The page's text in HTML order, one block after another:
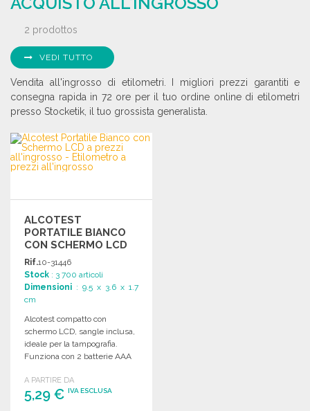
2 prodottos
VEDI TUTTO
Vendita all'ingrosso di etilometri. I migliori prezzi garantiti e
consegna rapida in 72 ore per il tuo ordine online di etilometri
presso Stocketik, il tuo grossista generalista.
ALCOTEST
PORTATILE BIANCO
CON SCHERMO LCD
Rif.10-31446
Stock : 3 700 articoli
Dimensioni : 9.5 x 3.6 x 1.7
cm
Alcotest compatto con
schermo LCD, sangle inclusa,
ideale per la tampografia.
Funziona con 2 batterie AAA
A PARTIRE DA
5,29 € IVA ESCLUSA